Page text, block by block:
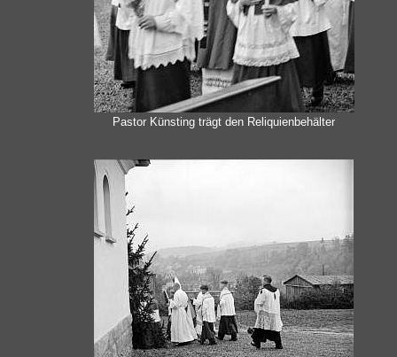
Pastor Künsting trägt den Reliquienbehälter